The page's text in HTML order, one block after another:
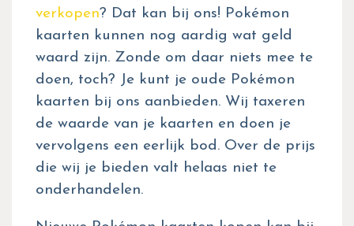
verkopen? Dat kan bij ons! Pokémon
kaarten kunnen nog aardig wat geld
waard zijn. Zonde om daar niets mee te
doen, toch? Je kunt je oude Pokémon
kaarten bij ons aanbieden. Wij taxeren
de waarde van je kaarten en doen je
vervolgens een eerlijk bod. Over de prijs
die wij je bieden valt helaas niet te
onderhandelen.